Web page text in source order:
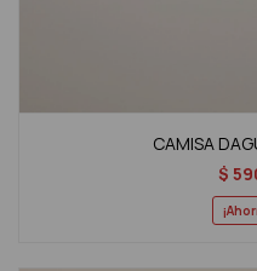
CAMISA
$